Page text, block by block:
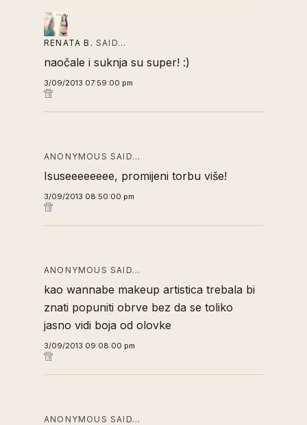
RENATA B. SAID…
naočale i suknja su super! :)
3/09/2013 07:59:00 pm
ANONYMOUS SAID…
Isuseeeeeeee, promijeni torbu više!
3/09/2013 08:50:00 pm
ANONYMOUS SAID…
kao wannabe makeup artistica trebala bi
znati popuniti obrve bez da se toliko
jasno vidi boja od olovke
3/09/2013 09:08:00 pm
ANONYMOUS SAID…